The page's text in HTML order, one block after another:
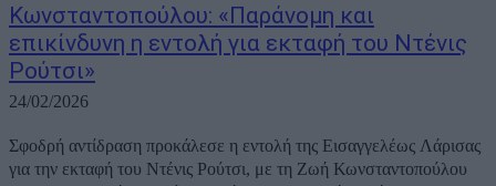
Κωνσταντοπούλου: «Παράνομη και
επικίνδυνη η εντολή για εκταφή του Ντένις
Ρούτσι»
24/02/2026
Σφοδρή αντίδραση προκάλεσε η εντολή της Εισαγγελέως Λάρισας
για την εκταφή του Ντένις Ρούτσι, με τη Ζωή Κωνσταντοπούλου